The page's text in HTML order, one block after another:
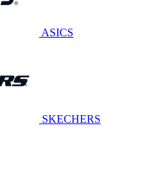
ASICS
SKECHERS